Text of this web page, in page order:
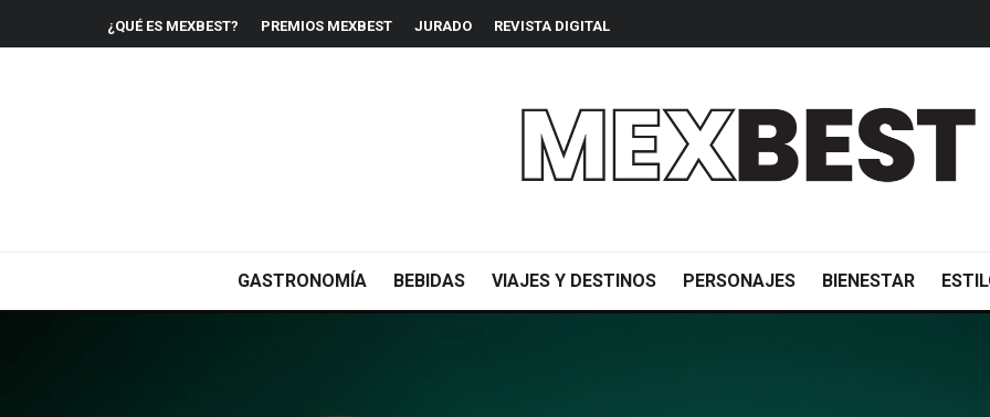
¿QUÉ ES MEXBEST? PREMIOS MEXBEST JURADO REVISTA DIGITAL
GASTRONOMÍA BEBIDAS VIAJES Y DESTINOS PERSONAJES BIENESTAR